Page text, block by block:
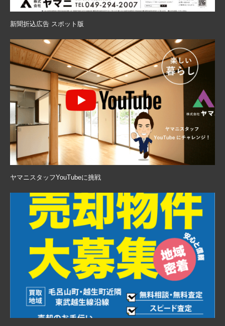
新聞折込広告 スポット版
ヤマニスタッフYouTubeに挑戦